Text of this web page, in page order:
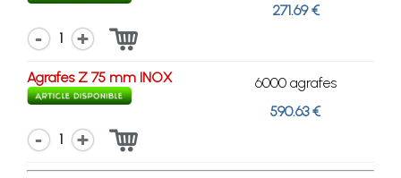
271.69 €
1
Agrafes Z 75 mm INOX
6000 agrafes
590.63 €
1